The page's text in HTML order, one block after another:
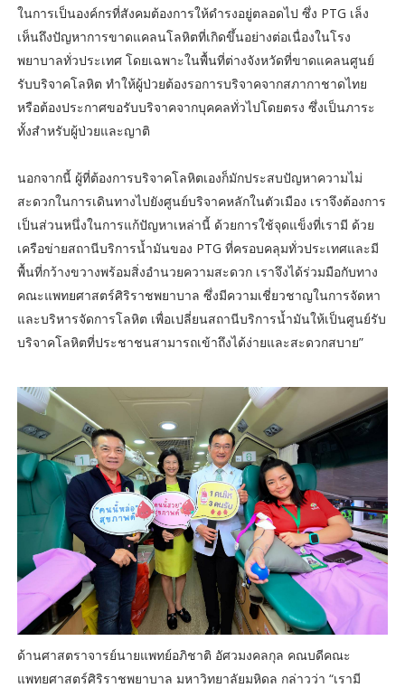
ในการเป็นองค์กรที่สังคมต้องการให้ดำรงอยู่ตลอดไป ซึ่ง PTG เล็ง
เห็นถึงปัญหาการขาดแคลนโลหิตที่เกิดขึ้นอย่างต่อเนื่องในโรง
พยาบาลทั่วประเทศ โดยเฉพาะในพื้นที่ต่างจังหวัดที่ขาดแคลนศูนย์
รับบริจาคโลหิต ทำให้ผู้ป่วยต้องรอการบริจาคจากสภากาชาดไทย
หรือต้องประกาศขอรับบริจาคจากบุคคลทั่วไปโดยตรง ซึ่งเป็นภาระ
ทั้งสำหรับผู้ป่วยและญาติ
นอกจากนี้ ผู้ที่ต้องการบริจาคโลหิตเองก็มักประสบปัญหาความไม่
สะดวกในการเดินทางไปยังศูนย์บริจาคหลักในตัวเมือง เราจึงต้องการ
เป็นส่วนหนึ่งในการแก้ปัญหาเหล่านี้ ด้วยการใช้จุดแข็งที่เรามี ด้วย
เครือข่ายสถานีบริการน้ำมันของ PTG ที่ครอบคลุมทั่วประเทศและมี
พื้นที่กว้างขวางพร้อมสิ่งอำนวยความสะดวก เราจึงได้ร่วมมือกับทาง
คณะแพทยศาสตร์ศิริราชพยาบาล ซึ่งมีความเชี่ยวชาญในการจัดหา
และบริหารจัดการโลหิต เพื่อเปลี่ยนสถานีบริการน้ำมันให้เป็นศูนย์รับ
บริจาคโลหิตที่ประชาชนสามารถเข้าถึงได้ง่ายและสะดวกสบาย”
ด้านศาสตราจารย์นายแพทย์อภิชาติ อัศวมงคลกุล คณบดีคณะ
แพทยศาสตร์ศิริราชพยาบาล มหาวิทยาลัยมหิดล กล่าวว่า “เรามี